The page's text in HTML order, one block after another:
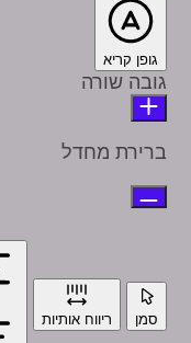
גופן קריא
גובה שורה
ברירת מחדל
סמן ריווח אותיות